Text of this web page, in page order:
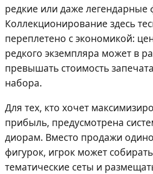
редкие или даже легендарные
Коллекционирование здесь
переплетено с экономикой:
редкого экземпляра может в
превышать стоимость
набора.
Для тех, кто хочет
прибыль, предусмотрена
диорам. Вместо продажи
фигурок, игрок может собирать
тематические сеты и